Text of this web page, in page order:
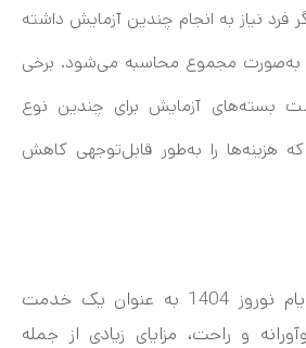
فرد نیاز به انجام چندین آزمایش داشته
به‌صورت مجموع محاسبه می‌شود. برخی
بسته‌های آزمایش برای چندین نوع
که هزینه‌ها را به‌طور قابل‌توجهی کاهش
آزمایش در منزل در ایام نوروز 1404 به عنوان یک خدمت
و راحت، مزایای زیادی از جمله